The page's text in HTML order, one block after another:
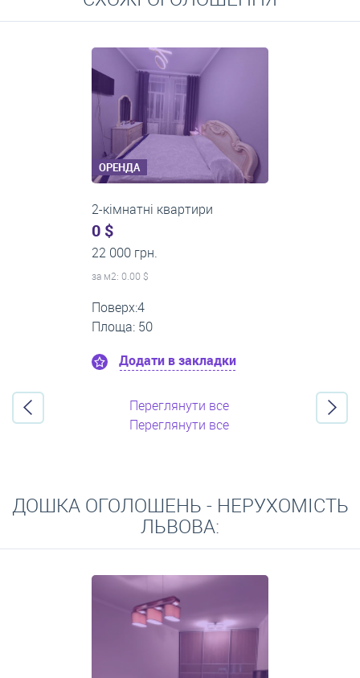
Середні ціни на довготривалу оренду квартир, особняків,
кімнат
ОРЕНДА
2-кімнатні квартири
0 $
24 000 грн.
за м2: 0.00 $
Поверх:1
Площа: 45
Додати в закладки
Переглянути все
Переглянути все
ДОШКА ОГОЛОШЕНЬ - НЕРУХОМІСТЬ
ЛЬВОВА: